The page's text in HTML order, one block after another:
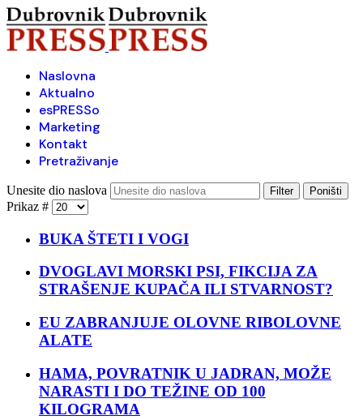
Naslovna
Aktualno
esPRESSo
Marketing
Kontakt
Pretraživanje
Unesite dio naslova Filter Poništi
Prikaz #
BUKA ŠTETI I VOGI
DVOGLAVI MORSKI PSI, FIKCIJA ZA
STRAŠENJE KUPAČA ILI STVARNOST?
EU ZABRANJUJE OLOVNE RIBOLOVNE
ALATE
HAMA, POVRATNIK U JADRAN, MOŽE
NARASTI I DO TEŽINE OD 100
KILOGRAMA